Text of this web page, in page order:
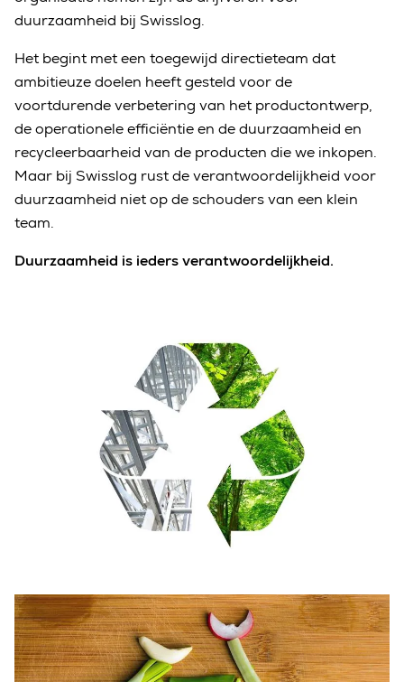
duurzaamheid bij Swisslog.
Het begint met een toegewijd directieteam dat
ambitieuze doelen heeft gesteld voor de
voortdurende verbetering van het productontwerp,
de operationele efficiëntie en de duurzaamheid en
recycleerbaarheid van de producten die we inkopen.
Maar bij Swisslog rust de verantwoordelijkheid voor
duurzaamheid niet op de schouders van een klein
team.
Duurzaamheid is ieders verantwoordelijkheid.